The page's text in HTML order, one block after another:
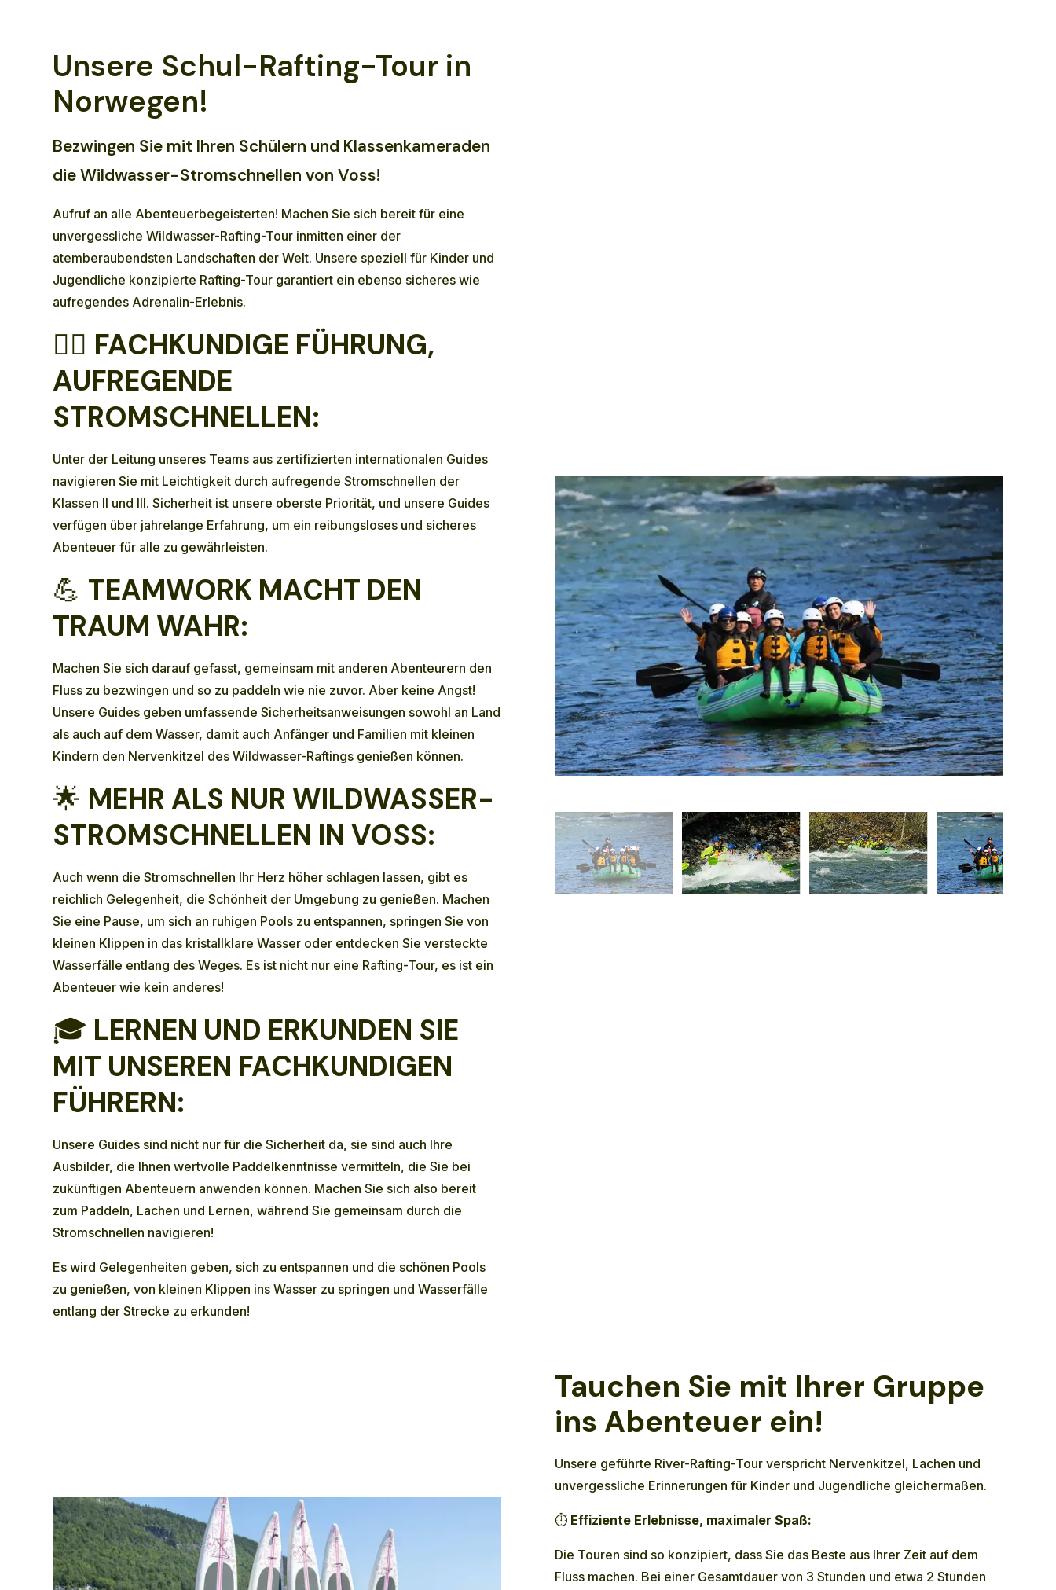
Unsere Schul-Rafting-Tour in
Norwegen!
Bezwingen Sie mit Ihren Schülern und Klassenkameraden
die Wildwasser-Stromschnellen von Voss!
Aufruf an alle Abenteuerbegeisterten! Machen Sie sich bereit für eine
unvergessliche Wildwasser-Rafting-Tour inmitten einer der
atemberaubendsten Landschaften der Welt. Unsere speziell für Kinder und
Jugendliche konzipierte Rafting-Tour garantiert ein ebenso sicheres wie
aufregendes Adrenalin-Erlebnis.
🚣‍♂️ FACHKUNDIGE FÜHRUNG,
AUFREGENDE
STROMSCHNELLEN:
Unter der Leitung unseres Teams aus zertifizierten internationalen Guides
navigieren Sie mit Leichtigkeit durch aufregende Stromschnellen der
Klassen II und III. Sicherheit ist unsere oberste Priorität, und unsere Guides
verfügen über jahrelange Erfahrung, um ein reibungsloses und sicheres
Abenteuer für alle zu gewährleisten.
💪 TEAMWORK MACHT DEN
TRAUM WAHR:
Machen Sie sich darauf gefasst, gemeinsam mit anderen Abenteurern den
Fluss zu bezwingen und so zu paddeln wie nie zuvor. Aber keine Angst!
Unsere Guides geben umfassende Sicherheitsanweisungen sowohl an Land
als auch auf dem Wasser, damit auch Anfänger und Familien mit kleinen
Kindern den Nervenkitzel des Wildwasser-Raftings genießen können.
🌟 MEHR ALS NUR WILDWASSER-
STROMSCHNELLEN IN VOSS:
Auch wenn die Stromschnellen Ihr Herz höher schlagen lassen, gibt es
reichlich Gelegenheit, die Schönheit der Umgebung zu genießen. Machen
Sie eine Pause, um sich an ruhigen Pools zu entspannen, springen Sie von
kleinen Klippen in das kristallklare Wasser oder entdecken Sie versteckte
Wasserfälle entlang des Weges. Es ist nicht nur eine Rafting-Tour, es ist ein
Abenteuer wie kein anderes!
🎓 LERNEN UND ERKUNDEN SIE
MIT UNSEREN FACHKUNDIGEN
FÜHRERN:
Unsere Guides sind nicht nur für die Sicherheit da, sie sind auch Ihre
Ausbilder, die Ihnen wertvolle Paddelkenntnisse vermitteln, die Sie bei
zukünftigen Abenteuern anwenden können. Machen Sie sich also bereit
zum Paddeln, Lachen und Lernen, während Sie gemeinsam durch die
Stromschnellen navigieren!
Es wird Gelegenheiten geben, sich zu entspannen und die schönen Pools
zu genießen, von kleinen Klippen ins Wasser zu springen und Wasserfälle
entlang der Strecke zu erkunden!
Tauchen Sie mit Ihrer Gruppe
ins Abenteuer ein!
Unsere geführte River-Rafting-Tour verspricht Nervenkitzel, Lachen und
unvergessliche Erinnerungen für Kinder und Jugendliche gleichermaßen.
⏱️ Effiziente Erlebnisse, maximaler Spaß:
Die Touren sind so konzipiert, dass Sie das Beste aus Ihrer Zeit auf dem
Fluss machen. Bei einer Gesamtdauer von 3 Stunden und etwa 2 Stunden